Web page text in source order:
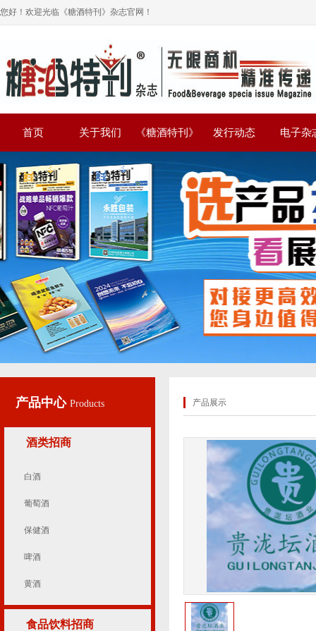
您好！欢迎光临《糖酒特刊》杂志官网！
首页 关于我们 《糖酒特刊》 发行动态 电子杂
产品中心 Products
酒类招商
白酒
葡萄酒
保健酒
啤酒
黄酒
食品饮料招商
产品展示